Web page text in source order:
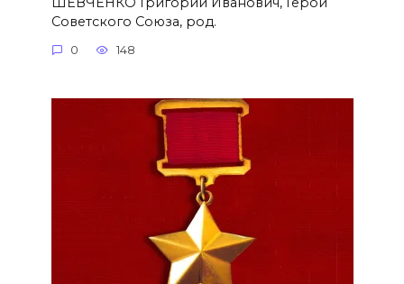
Советского Союза, род.
0 148